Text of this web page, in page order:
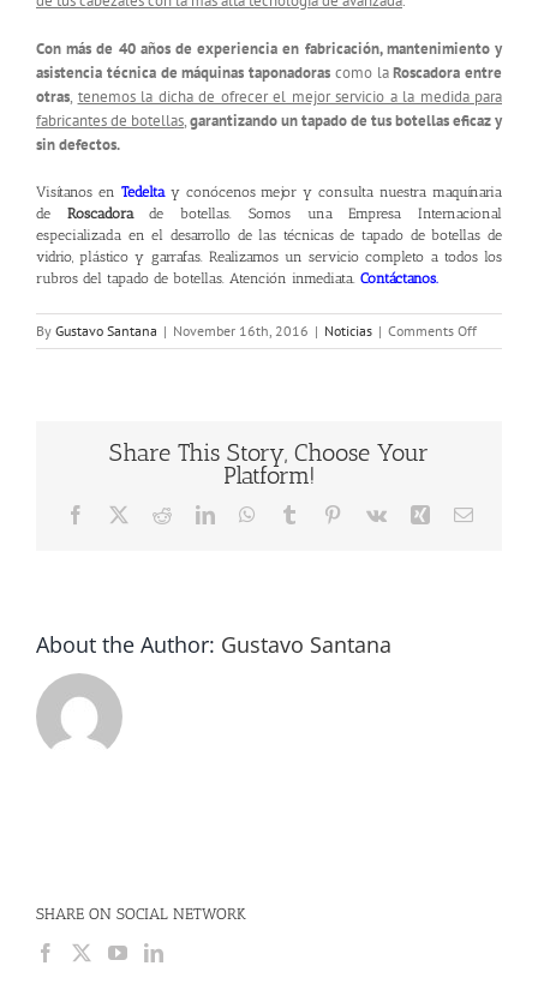
Con más de 40 años de experiencia en fabricación, mantenimiento y
asistencia técnica de máquinas taponadoras como laRoscadora entre
otras, tenemos la dicha de ofrecer el mejor servicio a la medida para
fabricantes de botellas,garantizando un tapado de tus botellas eficaz y
sin defectos.
Visítanos en Tedeltay conócenos mejor y consulta nuestra maquínaria
de Roscadorade botellas. Somos una Empresa Internacional
especializada en el desarrollo de las técnicas de tapado de botellas de
vidrio, plástico y garrafas. Realizamos un servicio completo a todos los
rubros del tapado de botellas. Atención inmediata. Contáctanos.
By Gustavo Santana | November 16th, 2016 | Noticias | Comments Offon
Roscadora
Share This Story, Choose Your
Platform!
Facebook RedditLinkedInWhatsApp
Tumblr Pinterest
Vk Xing Email
About the Author: Gustavo Santana
SHARE ON SOCIAL NETWORK